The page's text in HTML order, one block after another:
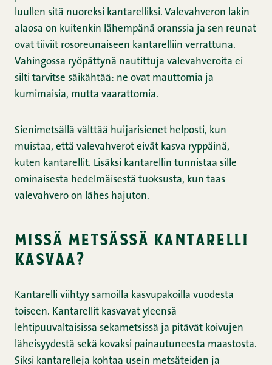
luullen sitä nuoreksi kantarelliksi. Valevahveron lakin
alaosa on kuitenkin lähempänä oranssia ja sen reunat
ovat tiiviit rosoreunaiseen kantarelliin verrattuna.
Vahingossa ryöpättynä nautittuja valevahveroita ei
silti tarvitse säikähtää: ne ovat mauttomia ja
kumimaisia, mutta vaarattomia.
Sienimetsällä välttää huijarisienet helposti, kun
muistaa, että valevahverot eivät kasva ryppäinä,
kuten kantarellit. Lisäksi kantarellin tunnistaa sille
ominaisesta hedelmäisestä tuoksusta, kun taas
valevahvero on lähes hajuton.
missä metsässä kantarelli
kasvaa?
Kantarelli viihtyy samoilla kasvupakoilla vuodesta
toiseen. Kantarellit kasvavat yleensä
lehtipuuvaltaisissa sekametsissä ja pitävät koivujen
läheisyydestä sekä kovaksi painautuneesta maastosta.
Siksi kantarelleja kohtaa usein metsäteiden ja